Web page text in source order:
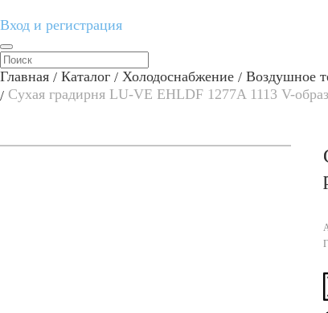
Вход и регистрация
Главная Каталог Холодоснабжение Воздушное
Сухая градирня LU-VE EHLDF 1277A 1113 V-